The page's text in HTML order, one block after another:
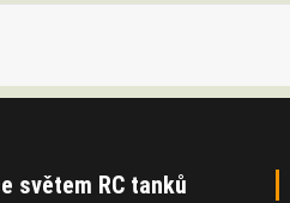
světem RC tanků